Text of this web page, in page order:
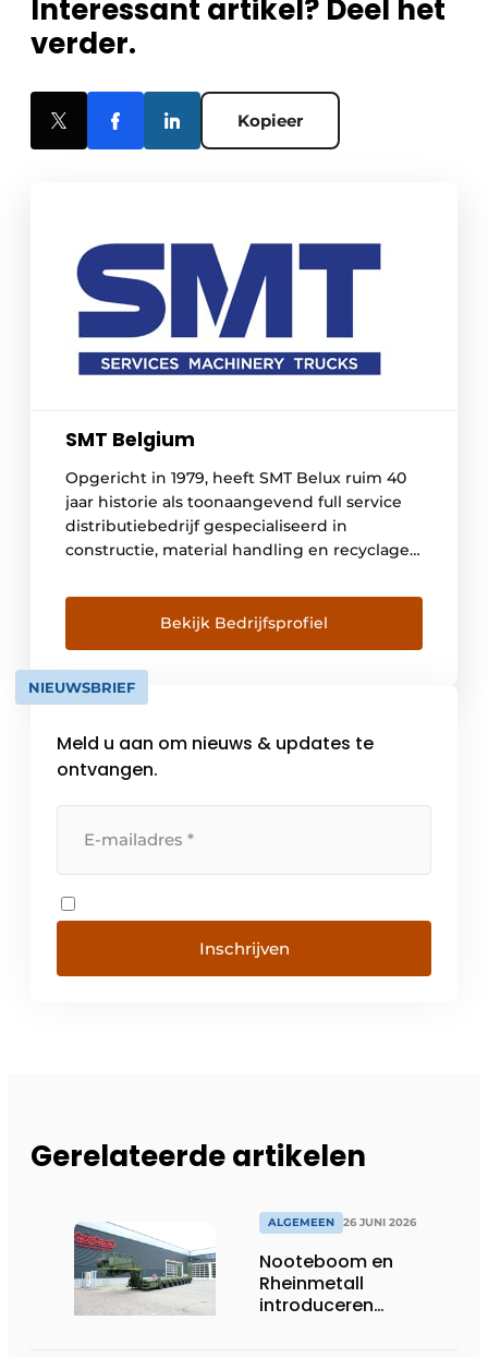
Interessant artikel? Deel het
verder.
Kopieer
SMT Belgium
Opgericht in 1979, heeft SMT Belux ruim 40
jaar historie als toonaangevend full service
distributiebedrijf gespecialiseerd in
constructie, material handling en recyclage.
strategie, gericht op merken die hun sporen
hebben verdiend en marktleider zijn op het
gebied van ‘total cost of ownership’,
levensduur, gebruiksvriendelijkheid,
duurzaamheid, comfort en veiligheid. Sterke
Bekijk Bedrijfsprofiel
NIEUWSBRIEF
Meld u aan om nieuws & updates te
ontvangen.
Inschrijven
Gerelateerde artikelen
ALGEMEEN 26 JUNI 2026
Nooteboom en
Rheinmetall
introduceren